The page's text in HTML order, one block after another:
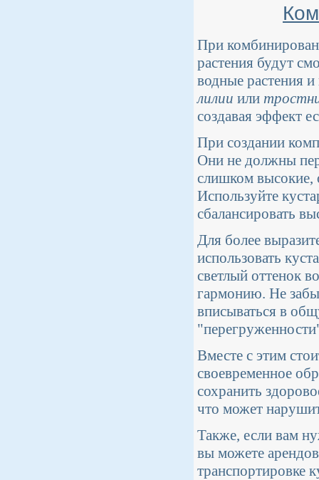
При
растения будут
водные растения и
лилии или
создавая эффект
При создании
Они не должны
слишком высокие,
Используйте
сбалансировать
Для более
использовать
светлый оттенок
гармонию. Не
вписываться в
Вместе с этим
своевременное
сохранить
что может
Также, если вам
вы можете
транспортировке